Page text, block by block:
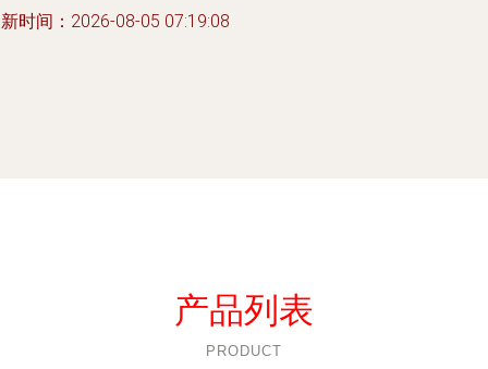
时间：2026-08-05 07:19:08
产品列表
PRODUCT